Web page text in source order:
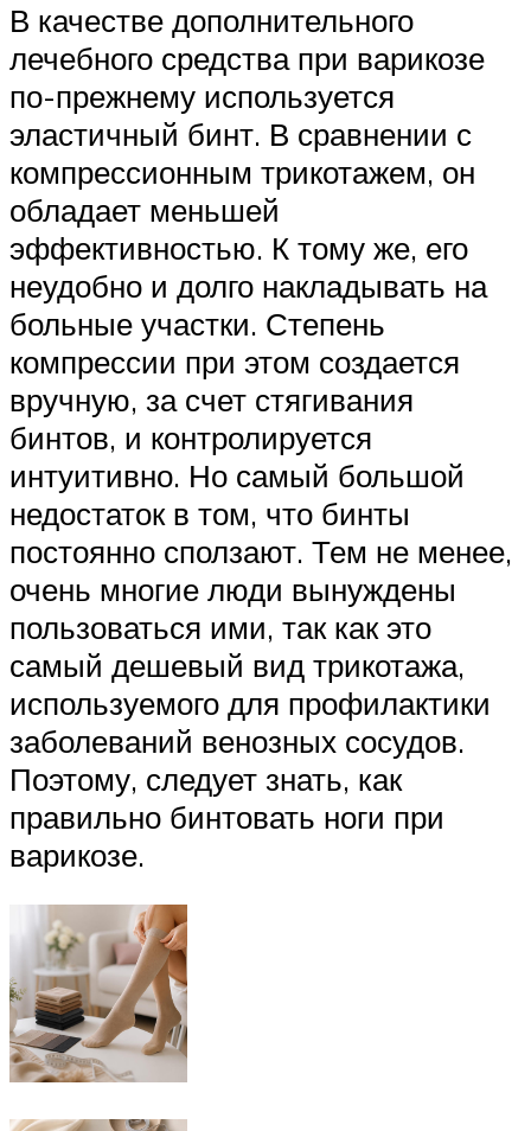
В качестве дополнительного
лечебного средства при варикозе
по-прежнему используется
эластичный бинт. В сравнении с
компрессионным трикотажем, он
обладает меньшей
эффективностью. К тому же, его
неудобно и долго накладывать на
больные участки. Степень
компрессии при этом создается
вручную, за счет стягивания
бинтов, и контролируется
интуитивно. Но самый большой
недостаток в том, что бинты
постоянно сползают. Тем не менее,
очень многие люди вынуждены
пользоваться ими, так как это
самый дешевый вид трикотажа,
используемого для профилактики
заболеваний венозных сосудов.
Поэтому, следует знать, как
правильно бинтовать ноги при
варикозе.